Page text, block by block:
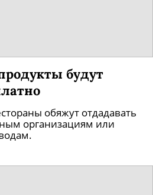
будут
обяжут отдадавать
организациям или